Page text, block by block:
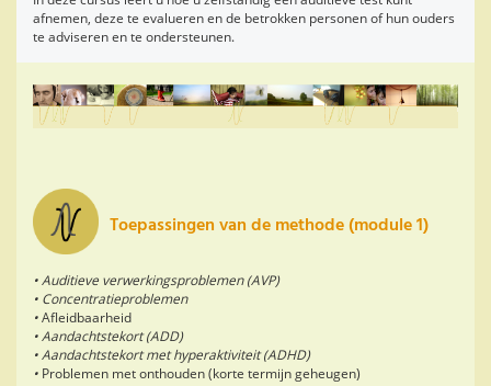
afnemen, deze te evalueren en de betrokken personen of hun ouders
te adviseren en te ondersteunen.
Toepassingen van de methode (module 1)
• Auditieve verwerkingsproblemen (AVP)
• Concentratieproblemen
•Afleidbaarheid
• Aandachtstekort (ADD)
• Aandachtstekort met hyperaktiviteit (ADHD)
• Problemen met onthouden (korte termijn geheugen)